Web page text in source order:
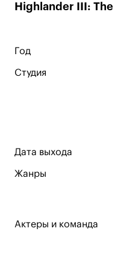
Highlander III:
Год
Студия
Дата выхода
Жанры
Актеры и команда